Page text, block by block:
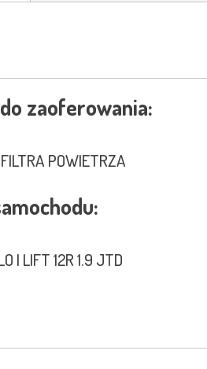
zaoferowania:
POWIETRZA
I LIFT 12R 1.9 JTD